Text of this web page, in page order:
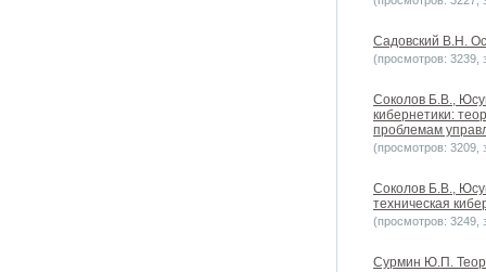
Садовский В.Н.
(просмотров: 3239,
Соколов Б.В.,
кибернетики:
проблемам
(просмотров: 3209,
Соколов Б.В.,
техническая
(просмотров: 3249,
Сурмин Ю.П.